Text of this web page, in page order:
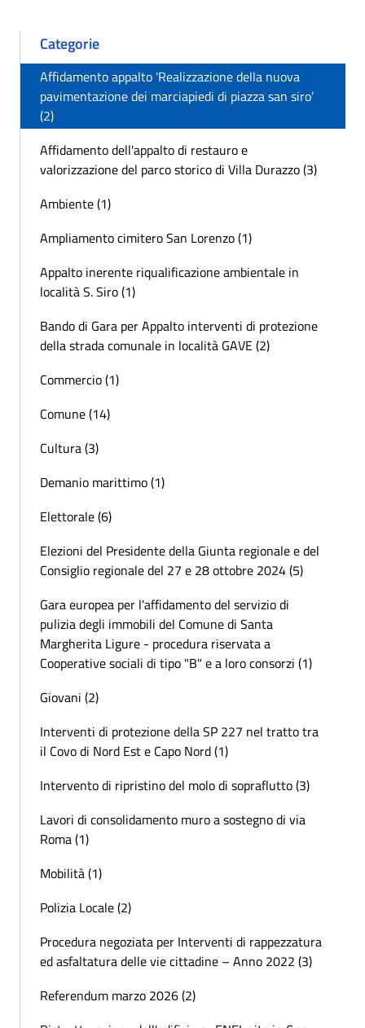
Categorie
Affidamento appalto 'Realizzazione della nuova
pavimentazione dei marciapiedi di piazza san siro'
(2)
Affidamento dell'appalto di restauro e
valorizzazione del parco storico di Villa Durazzo (3)
Ambiente (1)
Ampliamento cimitero San Lorenzo (1)
Appalto inerente riqualificazione ambientale in
località S. Siro (1)
Bando di Gara per Appalto interventi di protezione
della strada comunale in località GAVE (2)
Commercio (1)
Comune (14)
Cultura (3)
Demanio marittimo (1)
Elettorale (6)
Elezioni del Presidente della Giunta regionale e del
Consiglio regionale del 27 e 28 ottobre 2024 (5)
Gara europea per l'affidamento del servizio di
pulizia degli immobili del Comune di Santa
Margherita Ligure - procedura riservata a
Cooperative sociali di tipo "B" e a loro consorzi (1)
Giovani (2)
Interventi di protezione della SP 227 nel tratto tra
il Covo di Nord Est e Capo Nord (1)
Intervento di ripristino del molo di sopraflutto (3)
Lavori di consolidamento muro a sostegno di via
Roma (1)
Mobilità (1)
Polizia Locale (2)
Procedura negoziata per Interventi di rappezzatura
ed asfaltatura delle vie cittadine – Anno 2022 (3)
Referendum marzo 2026 (2)